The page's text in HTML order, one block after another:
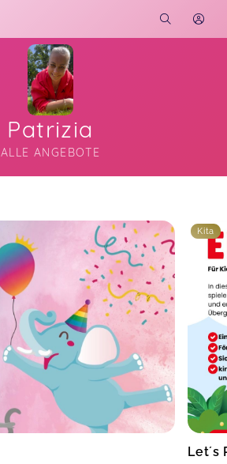
Patrizia
ALLE ANGEBOTE
Kita
Let´s